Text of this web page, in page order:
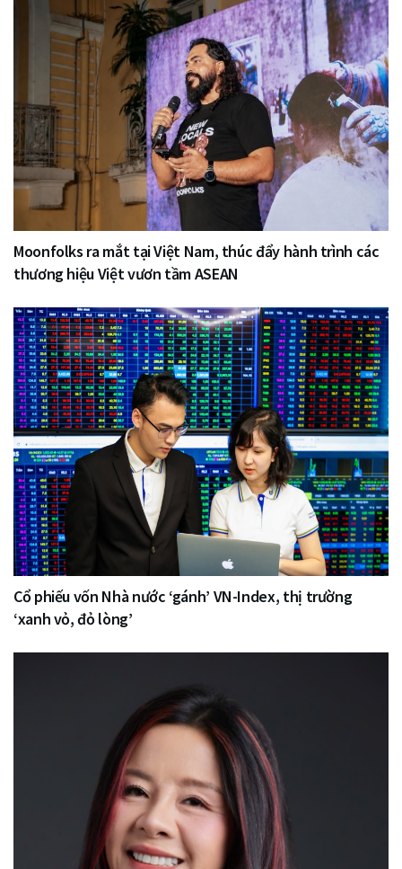
Moonfolks ra mắt tại Việt Nam, thúc đẩy hành trình các
thương hiệu Việt vươn tầm ASEAN
Cổ phiếu vốn Nhà nước ‘gánh’ VN-Index, thị trường
‘xanh vỏ, đỏ lòng’